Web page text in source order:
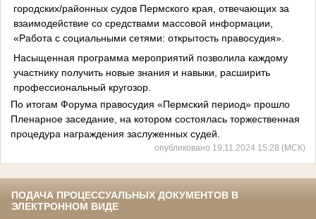
городских/районных судов Пермского края, отвечающих за
взаимодействие со средствами массовой информации,
«Работа с социальными сетями: открытость правосудия».
Насыщенная программа мероприятий позволила каждому
участнику получить новые знания и навыки, расширить
профессиональный кругозор.
По итогам Форума правосудия «Пермский период» прошло
Пленарное заседание, на котором состоялась торжественная
процедура награждения заслуженных судей.
опубликовано 19.11.2024 15:28 (МСК)
ПОДАЧА ПРОЦЕССУАЛЬНЫХ ДОКУМЕНТОВ В
ЭЛЕКТРОННОМ ВИДЕ